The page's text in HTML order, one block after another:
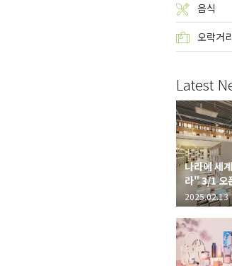
음식
오락거
Latest
나라에 세
라" 3/1 오
"가시하라
2025.02.13